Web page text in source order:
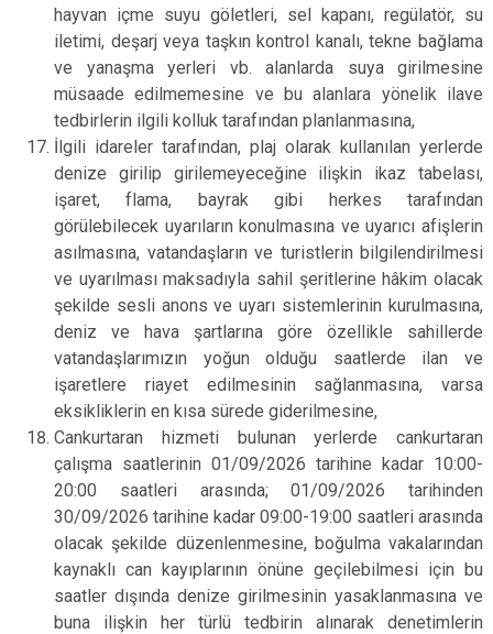
hayvan içme suyu göletleri, sel kapanı, regülatör, su
iletimi, deşarj veya taşkın kontrol kanalı, tekne bağlama
ve yanaşma yerleri vb. alanlarda suya girilmesine
müsaade edilmemesine ve bu alanlara yönelik ilave
tedbirlerin ilgili kolluk tarafından planlanmasına,
İlgili idareler tarafından, plaj olarak kullanılan yerlerde
denize girilip girilemeyeceğine ilişkin ikaz tabelası,
işaret, flama, bayrak gibi herkes tarafından
görülebilecek uyarıların konulmasına ve uyarıcı afişlerin
asılmasına, vatandaşların ve turistlerin bilgilendirilmesi
ve uyarılması maksadıyla sahil şeritlerine hâkim olacak
şekilde sesli anons ve uyarı sistemlerinin kurulmasına,
deniz ve hava şartlarına göre özellikle sahillerde
vatandaşlarımızın yoğun olduğu saatlerde ilan ve
işaretlere riayet edilmesinin sağlanmasına, varsa
eksikliklerin en kısa sürede giderilmesine,
Cankurtaran hizmeti bulunan yerlerde cankurtaran
çalışma saatlerinin 01/09/2026 tarihine kadar 10:00-
20:00 saatleri arasında; 01/09/2026 tarihinden
30/09/2026 tarihine kadar 09:00-19:00 saatleri arasında
olacak şekilde düzenlenmesine, boğulma vakalarından
kaynaklı can kayıplarının önüne geçilebilmesi için bu
saatler dışında denize girilmesinin yasaklanmasına ve
buna ilişkin her türlü tedbirin alınarak denetimlerin